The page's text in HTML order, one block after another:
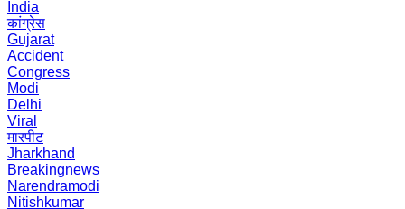
India
कांग्रेस
Gujarat
Accident
Congress
Modi
Delhi
Viral
मारपीट
Jharkhand
Breakingnews
Narendramodi
Nitishkumar